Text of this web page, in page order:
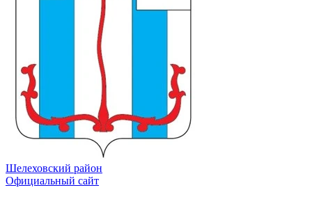
Шелеховский район
Официальный сайт